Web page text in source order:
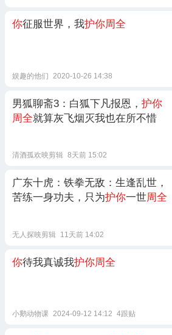
你征服世界，我护你周全
娱趣的他们 2020-10-26 14:38
男狐聊斋3：白狐下凡报恩， 护你
周全就算灰飞烟灭我也在所不惜
清酒孤欢映剪辑 8天前 15:02
广东十虎：铁拳无敌：生逢乱世，
苦练一身功夫，只为护你一世周全
无人探映剪辑 11天前 14:02
你待我真诚我护你周全
小鹅动物课 2024-09-12 14:12 4跟贴